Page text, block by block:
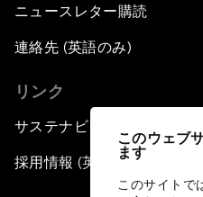
このウェブ
ます
このサイトで
ニュースレター購読
連絡先 (英語のみ)
リンク
サステナビリティへの取り組
採用情報 (英語のみ)